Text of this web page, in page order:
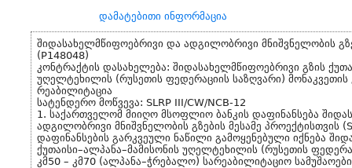
დამატებითი ინფორმაცია
შიდასახელმწიფოებრივი და ადგილობრივი მნიშვნელობის
(P148048)
კონტრაქტის დასახელება: შიდასახელმწიფოებრივი გზის
უღელტეხილის (რუსეთის ფედერაციის საზღვარი)
რეაბილიტაცია
სატენდერო მოწვევა: SLRP III/CW/NCB-12
1. საქართველომ მიიღო მსოფლიო ბანკის დაფინანსება
ადგილობრივი მნიშვნელობის გზების მესამე პროექტისთვის
დაფინანსების გარკვეული ნაწილი გამოყენებული იქნება
ქუთაისი–ალპანა–მამისონის უღელტეხილის (რუსეთის
კმ50 – კმ70 (ალპანა–ჭრებალო) სარეაბილიტაციო